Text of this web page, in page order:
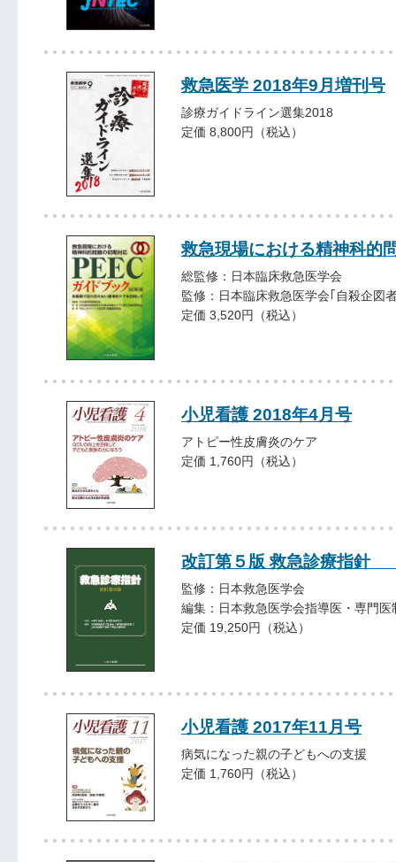
救急医学 2018年9月増刊号
診療ガイドライン選集2018
定価 8,800円（税込）
救急現場における精神科的
総監修：日本臨床救急医学会
監修：日本臨床救急医学会｢自殺企図
定価 3,520円（税込）
小児看護 2018年4月号
アトピー性皮膚炎のケア
定価 1,760円（税込）
改訂第５版 救急診療指針
監修：日本救急医学会
編集：日本救急医学会指導医・専門医
定価 19,250円（税込）
小児看護 2017年11月号
病気になった親の子どもへの支援
定価 1,760円（税込）